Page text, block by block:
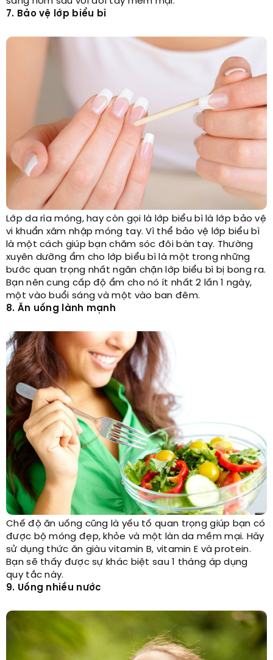
7. Bảo vệ lớp biểu bì
Lớp da rìa móng, hay còn gọi là lớp biểu bì là lớp bảo vệ
vi khuẩn xâm nhập móng tay. Vì thể bảo vệ lớp biểu bì
là một cách giúp bạn chăm sóc đôi bàn tay. Thường
xuyên dưỡng ẩm cho lớp biểu bì là một trong những
bước quan trọng nhất ngăn chặn lớp biểu bì bị bong ra.
Bạn nên cung cấp độ ẩm cho nó ít nhất 2 lần 1 ngày,
một vào buổi sáng và một vào ban đêm.
8. Ăn uống lành mạnh
Chế độ ăn uống cũng là yếu tố quan trọng giúp bạn có
được bộ móng đẹp, khỏe và một làn da mềm mại. Hãy
sử dụng thức ăn giàu vitamin B, vitamin E và protein.
Bạn sẽ thấy được sự khác biệt sau 1 tháng áp dụng
quy tắc này.
9. Uống nhiều nước